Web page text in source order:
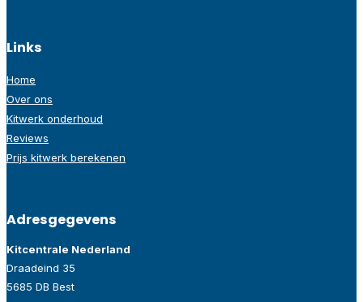
Links
Home
Over ons
Kitwerk onderhoud
Reviews
Prijs kitwerk berekenen
Adresgegevens
Kitcentrale Nederland
Draadeind 35
5685 DB Best